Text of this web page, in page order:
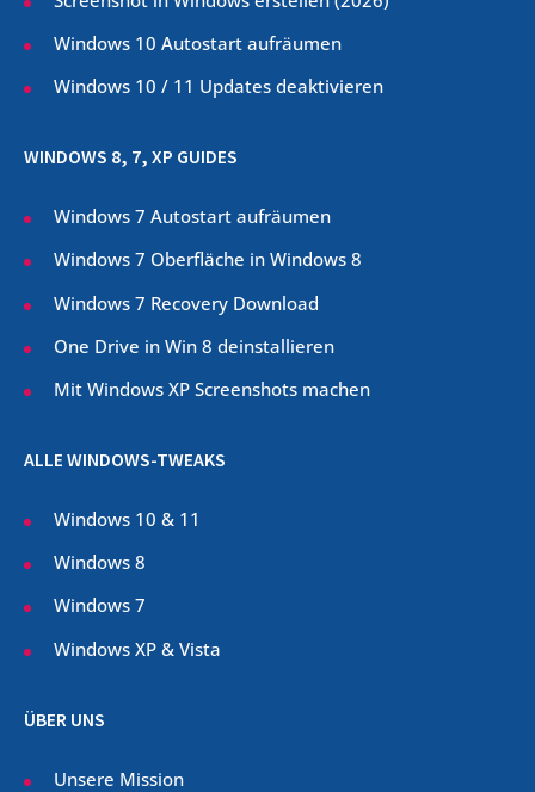
Windows 10 Autostart aufräumen
Windows 10 / 11 Updates deaktivieren
WINDOWS 8, 7, XP GUIDES
Windows 7 Autostart aufräumen
Windows 7 Oberfläche in Windows 8
Windows 7 Recovery Download
One Drive in Win 8 deinstallieren
Mit Windows XP Screenshots machen
ALLE WINDOWS-TWEAKS
Windows 10 & 11
Windows 8
Windows 7
Windows XP & Vista
ÜBER UNS
Unsere Mission